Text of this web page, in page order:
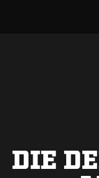
DIE